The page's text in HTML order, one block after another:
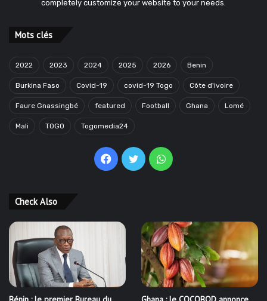
completely customize your website to your needs.
Mots clés
2022 2023 2024 2025 2026 Benin
Burkina Faso Covid-19 covid-19 Togo Côte d'ivoire
Faure Gnassingbé featured Football Ghana Lomé
Mali TOGO Togomedia24
Facebook
TwitterWhatsApp
Check Also